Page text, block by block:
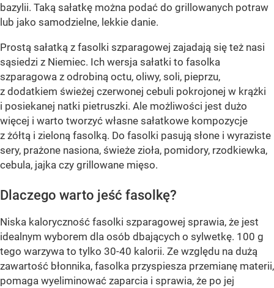
bazylii. Taką sałatkę można podać do grillowanych potraw
lub jako samodzielne, lekkie danie.
Prostą sałatką z fasolki szparagowej zajadają się też nasi
sąsiedzi z Niemiec. Ich wersja sałatki to fasolka
szparagowa z odrobiną octu, oliwy, soli, pieprzu,
z dodatkiem świeżej czerwonej cebuli pokrojonej w krążki
i posiekanej natki pietruszki. Ale możliwości jest dużo
więcej i warto tworzyć własne sałatkowe kompozycje
z żółtą i zieloną fasolką. Do fasolki pasują słone i wyraziste
sery, prażone nasiona, świeże zioła, pomidory, rzodkiewka,
cebula, jajka czy grillowane mięso.
Dlaczego warto jeść fasolkę?
Niska kaloryczność fasolki szparagowej sprawia, że jest
idealnym wyborem dla osób dbających o sylwetkę. 100 g
tego warzywa to tylko 30-40 kalorii. Ze względu na dużą
zawartość błonnika, fasolka przyspiesza przemianę materii,
pomaga wyeliminować zaparcia i sprawia, że po jej